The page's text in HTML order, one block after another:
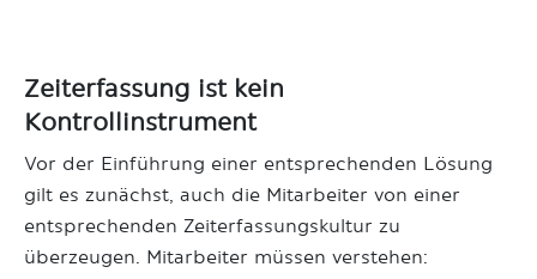
Zeiterfassung ist kein
Kontrollinstrument
Vor der Einführung einer entsprechenden Lösung
gilt es zunächst, auch die Mitarbeiter von einer
entsprechenden Zeiterfassungskultur zu
überzeugen. Mitarbeiter müssen verstehen: